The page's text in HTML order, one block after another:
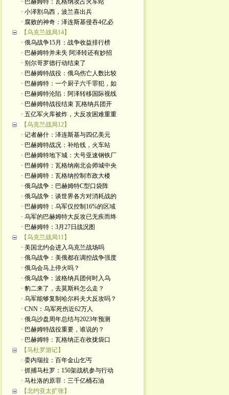
· 巴赫姆特：瓦格纳攻占火车站
· 小泽割乌西，波兰喜出兵
· 腐败的神奇：泽连斯基侵吞4亿必
【乌克兰战局14】
· 俄乌战争15月：战争收益排行榜
· 巴赫姆特并未失 阿泽转还有妙招
· 别尔哥罗德行动结束了
· 巴赫姆特战役：俄乌伤亡人数比较
· 巴赫姆特：一个厨子六千罪犯，如
· 巴赫姆特沦陷：阿泽转移国际视线
· 巴赫姆特战役结束 瓦格纳兵团开
· 五亿军火库被炸，大反攻困难重重
【乌克兰战局12】
· 记者赫什：泽连斯基与四亿美元
· 巴赫姆特战况：补给线，火车站
· 巴赫姆特地下城：大号亚速钢铁厂
· 巴赫姆特：瓦格纳南北会师城中央
· 巴赫姆特：瓦格纳控制市政大楼
· 俄乌战争：巴赫姆特C型口袋阵
· 俄乌战争：谈世界各方对消耗战的
· 巴赫姆特：乌军仅控制16%的区域
· 乌军的巴赫姆特大反攻已无疾而终
· 巴赫姆特：3月27日战况图
【乌克兰战局11】
· 美国北约会进入乌克兰战场吗
· 俄乌战争：美俄都在调控战争强度
· 俄乌会马上停火吗？
· 俄乌战争：波格纳兵团何时入乌
· 豹二来了，去莫斯科怎么走？
· 乌军能够复制哈尔科夫大反攻吗？
· CNN：乌军死伤近62万人
· 俄乌沙盘周年总结与2023年预测
· 巴赫姆特战役重要，谁说的？
· 巴赫姆特：瓦格纳正在收拢袋口
【马杜罗游记】
· 委内瑞拉：百年金山乞丐
· 抓捕马杜罗：150架战机参与行动
· 马杜洛的原罪：三千亿桶石油
【北约亚太扩张】